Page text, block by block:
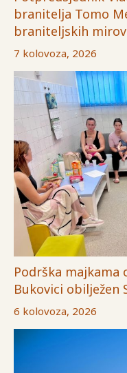
branitelja Tomo
braniteljskih
7 kolovoza, 2026
Podrška majkama
Bukovici obilježen
6 kolovoza, 2026